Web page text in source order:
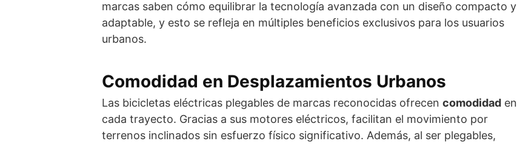
marcas saben cómo equilibrar la tecnología avanzada con un diseño compacto y
adaptable, y esto se refleja en múltiples beneficios exclusivos para los usuarios
urbanos.
Comodidad en Desplazamientos Urbanos
Las bicicletas eléctricas plegables de marcas reconocidas ofrecen comodidad en
cada trayecto. Gracias a sus motores eléctricos, facilitan el movimiento por
terrenos inclinados sin esfuerzo físico significativo. Además, al ser plegables,